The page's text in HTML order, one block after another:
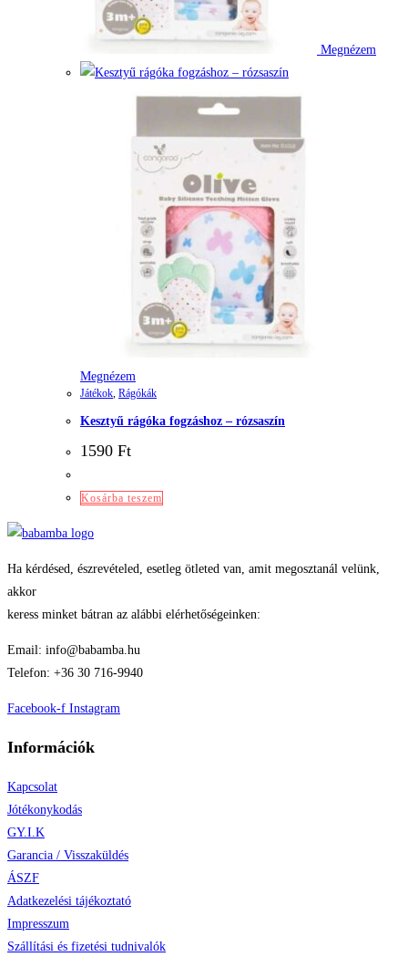
Megnézem
Megnézem
Játékok, Rágókák
Kesztyű rágóka fogzáshoz – rózsaszín
1590 Ft
Kosárba teszem
Ha kérdésed, észrevételed, esetleg ötleted van, amit megosztanál velünk,
akkor
keress minket bátran az alábbi elérhetőségeinken:
Email: info@babamba.hu
Telefon: +36 30 716-9940
Facebook-f Instagram
Információk
Kapcsolat
Jótékonykodás
GY.I.K
Garancia / Visszaküldés
ÁSZF
Adatkezelési tájékoztató
Impresszum
Szállítási és fizetési tudnivalók